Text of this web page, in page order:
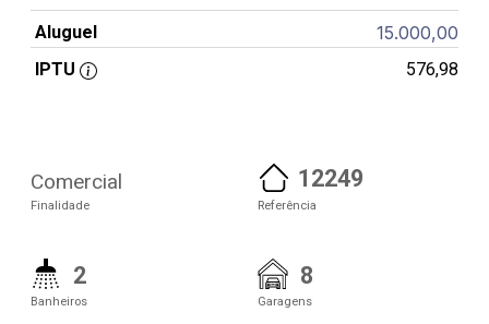
Aluguel 15.000,00
IPTU 576,98
Comercial
Finalidade
12249
Referência
2
Banheiros
8
Garagens